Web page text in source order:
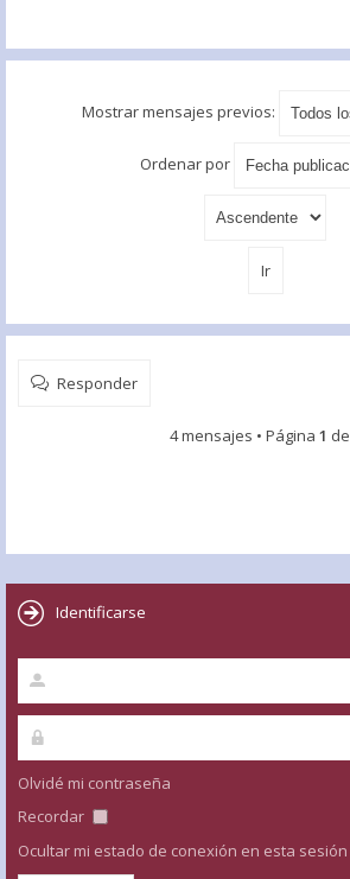
Mostrar mensajes previos:
Ordenar por
Responder
4 mensajes • Página 1 de
Identificarse
Olvidé mi contraseña
Recordar
Ocultar mi estado de conexión en esta sesión